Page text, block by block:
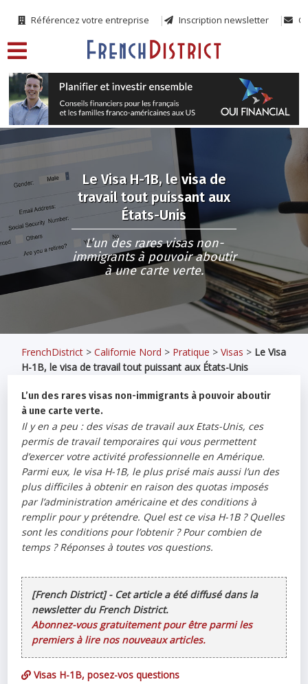
Référencez votre entreprise Inscription newsletter
Le Visa H-1B, le visa de
travail tout puissant aux
États-Unis
L’un des rares visas non-
immigrants à pouvoir aboutir
à une carte verte.
FrenchDistrict >Californie Nord > Pratique >Visas > Le Visa
H-1B, le visa de travail tout puissant aux États-Unis
L’un des rares visas non-immigrants à pouvoir aboutir
à une carte verte.
Il y en a peu : des visas de travail aux Etats-Unis, ces
permis de travail temporaires qui vous permettent
d’exercer votre activité professionnelle en Amérique.
Parmi eux, le visa H-1B, le plus prisé mais aussi l’un des
plus difficiles à obtenir en raison des quotas imposés
par l’administration américaine et des conditions à
remplir pour y prétendre. Quel est ce visa H-1B ? Quelles
sont les conditions pour l’obtenir ? Pour combien de
temps ? Réponses à toutes vos questions.
[French District] - Cet article a été diffusé dans la
newsletter du French District.
Abonnez-vous gratuitement pour être parmi les
premiers à lire nos nouveaux articles.
Visas H-1B, posez-vos questions